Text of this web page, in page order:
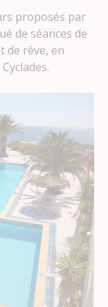
proposés par
de séances de
de rêve, en